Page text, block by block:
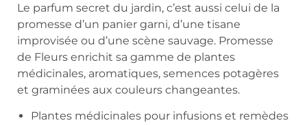
Le parfum secret du jardin, c’est aussi celui de la
promesse d’un panier garni, d’une tisane
improvisée ou d’une scène sauvage. Promesse
de Fleurs enrichit sa gamme de plantes
médicinales, aromatiques, semences potagères
et graminées aux couleurs changeantes.
Plantes médicinales pour infusions et remèdes